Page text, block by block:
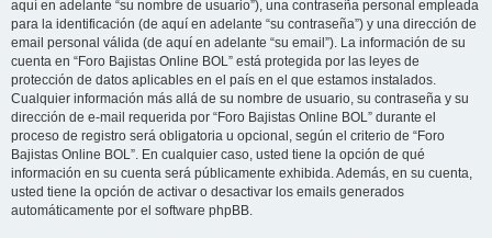
aquí en adelante “su nombre de usuario”), una contraseña personal empleada
para la identificación (de aquí en adelante “su contraseña”) y una dirección de
email personal válida (de aquí en adelante “su email”). La información de su
cuenta en “Foro Bajistas Online BOL” está protegida por las leyes de
protección de datos aplicables en el país en el que estamos instalados.
Cualquier información más allá de su nombre de usuario, su contraseña y su
dirección de e-mail requerida por “Foro Bajistas Online BOL” durante el
proceso de registro será obligatoria u opcional, según el criterio de “Foro
Bajistas Online BOL”. En cualquier caso, usted tiene la opción de qué
información en su cuenta será públicamente exhibida. Además, en su cuenta,
usted tiene la opción de activar o desactivar los emails generados
automáticamente por el software phpBB.